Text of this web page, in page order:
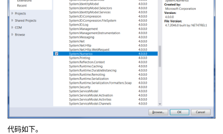
代码如下。